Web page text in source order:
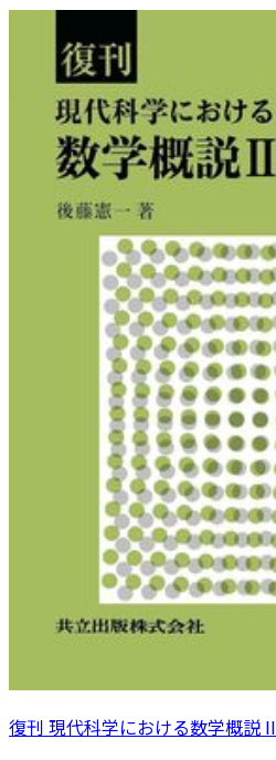
復刊 現代科学における数学概説 II